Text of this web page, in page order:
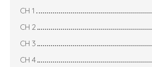
CH 1
CH 2
CH 3
CH 4